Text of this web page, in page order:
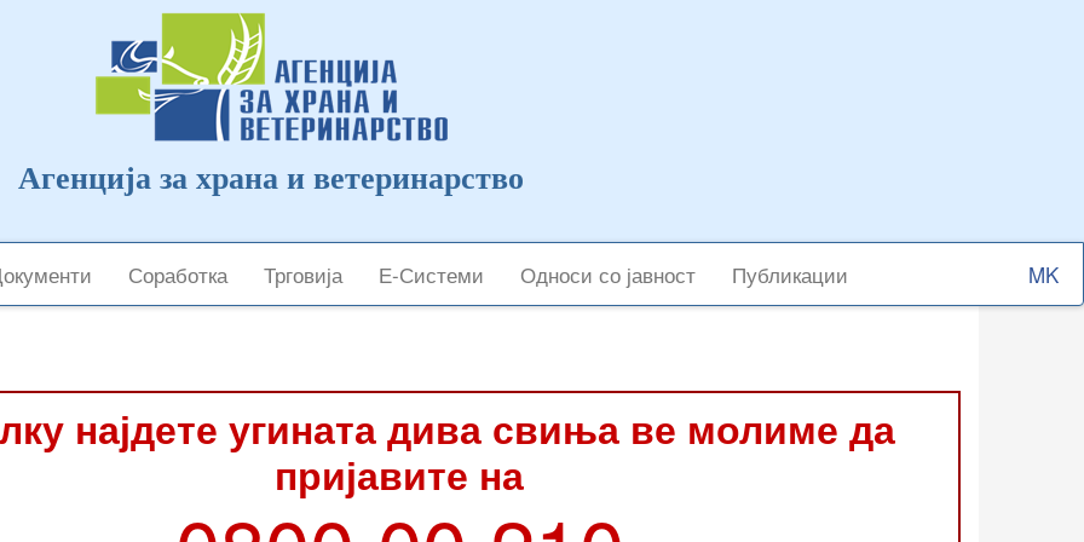
Агенција за храна и ветеринарство
Соработка Трговија Е-Системи Односи со јавност Публикации
Select
your
најдете угината дива свиња ве молиме да
пријавите на